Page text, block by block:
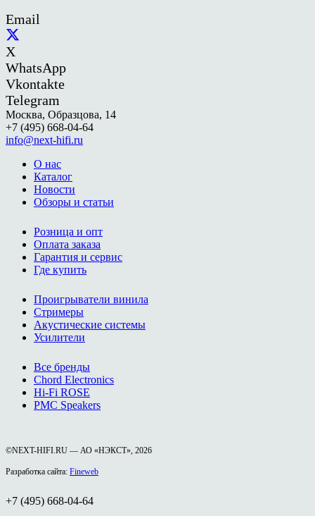
Email
X
WhatsApp
Vkontakte
Telegram
Москва, Образцова, 14
+7 (495) 668-04-64
info@next-hifi.ru
О нас
Каталог
Новости
Обзоры и статьи
Розница и опт
Оплата заказа
Гарантия и сервис
Где купить
Проигрыватели винила
Стримеры
Акустические системы
Усилители
Все бренды
Chord Electronics
Hi-Fi ROSE
PMC Speakers
©NEXT-HIFI.RU — АО «НЭКСТ», 2026
Разработка сайта: Fineweb
+7 (495) 668-04-64